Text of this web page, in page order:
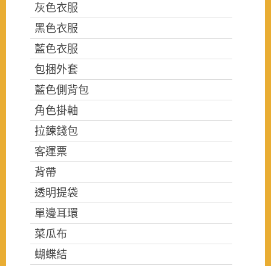
灰色衣服
黑色衣服
藍色衣服
包捆外套
藍色側背包
角色掛軸
拉鍊錢包
客運票
背帶
透明提袋
單邊耳環
菜瓜布
蝴蝶結